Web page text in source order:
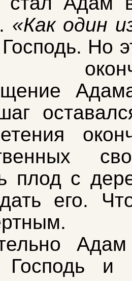
«Как один
Господь. Но
плод с
его.
Господь и